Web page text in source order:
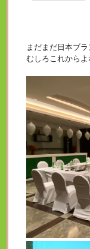
まだまだ日本ブラ
むしろこれからよ